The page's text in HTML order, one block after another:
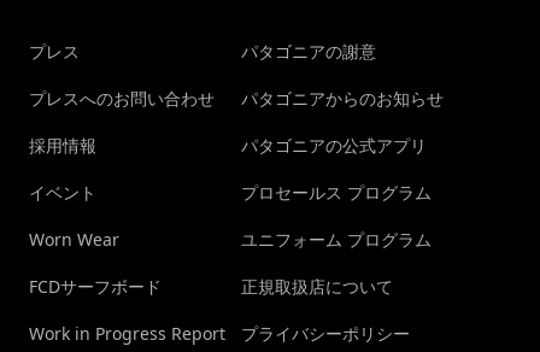
プレス
プレスへのお問い合わせ
採用情報
イベント
Worn Wear
FCDサーフボード
Work in Progress Report
パタゴニアの謝意
パタゴニアからのお知らせ
パタゴニアの公式アプリ
プロセールス プログラム
ユニフォーム プログラム
正規取扱店について
プライバシーポリシー